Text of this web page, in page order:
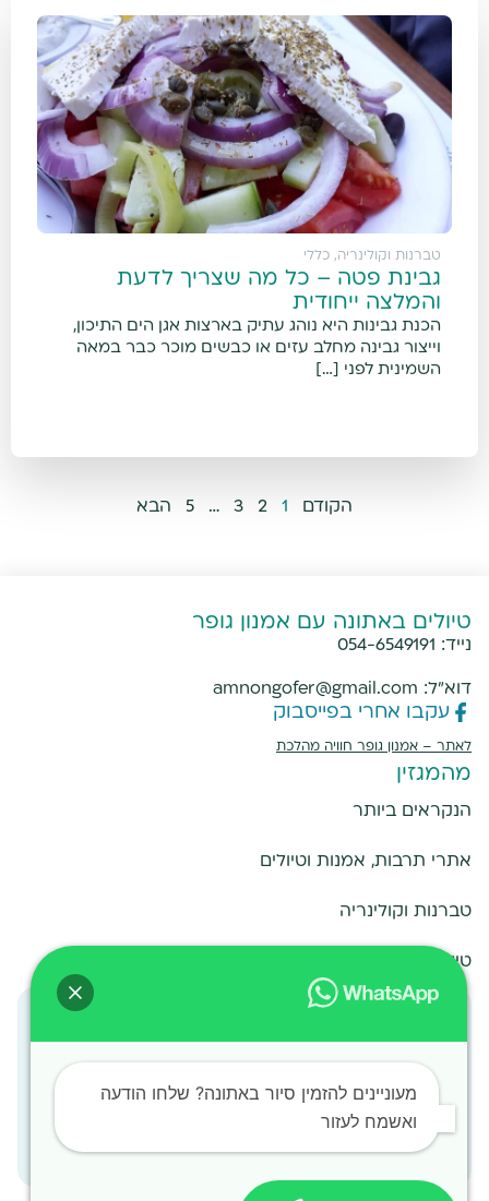
טברנות וקולינריה, כללי
גבינת פטה – כל מה שצריך לדעת
והמלצה ייחודית
הכנת גבינות היא נוהג עתיק בארצות אגן הים התיכון,
וייצור גבינה מחלב עזים או כבשים מוכר כבר במאה
השמינית לפני […]
הקודם 1
2
3
…
5 הבא
טיולים באתונה עם אמנון גופר
נייד: 054-6549191
דוא"ל: amnongofer@gmail.com
עקבו אחרי בפייסבוק
לאתר – אמנון גופר חוויה מהלכת
מהמגזין
הנקראים ביותר
אתרי תרבות, אמנות וטיולים
טברנות וקולינריה
טיולים מחוץ לאתונה
הצטרפו לקבוצת הפייסבוק הרשמית למטיילים באתונה
מעל 50,000מטיילים
מעוניינים להזמין סיור באתונה? שלחו הודעה
ואשמח לעזור